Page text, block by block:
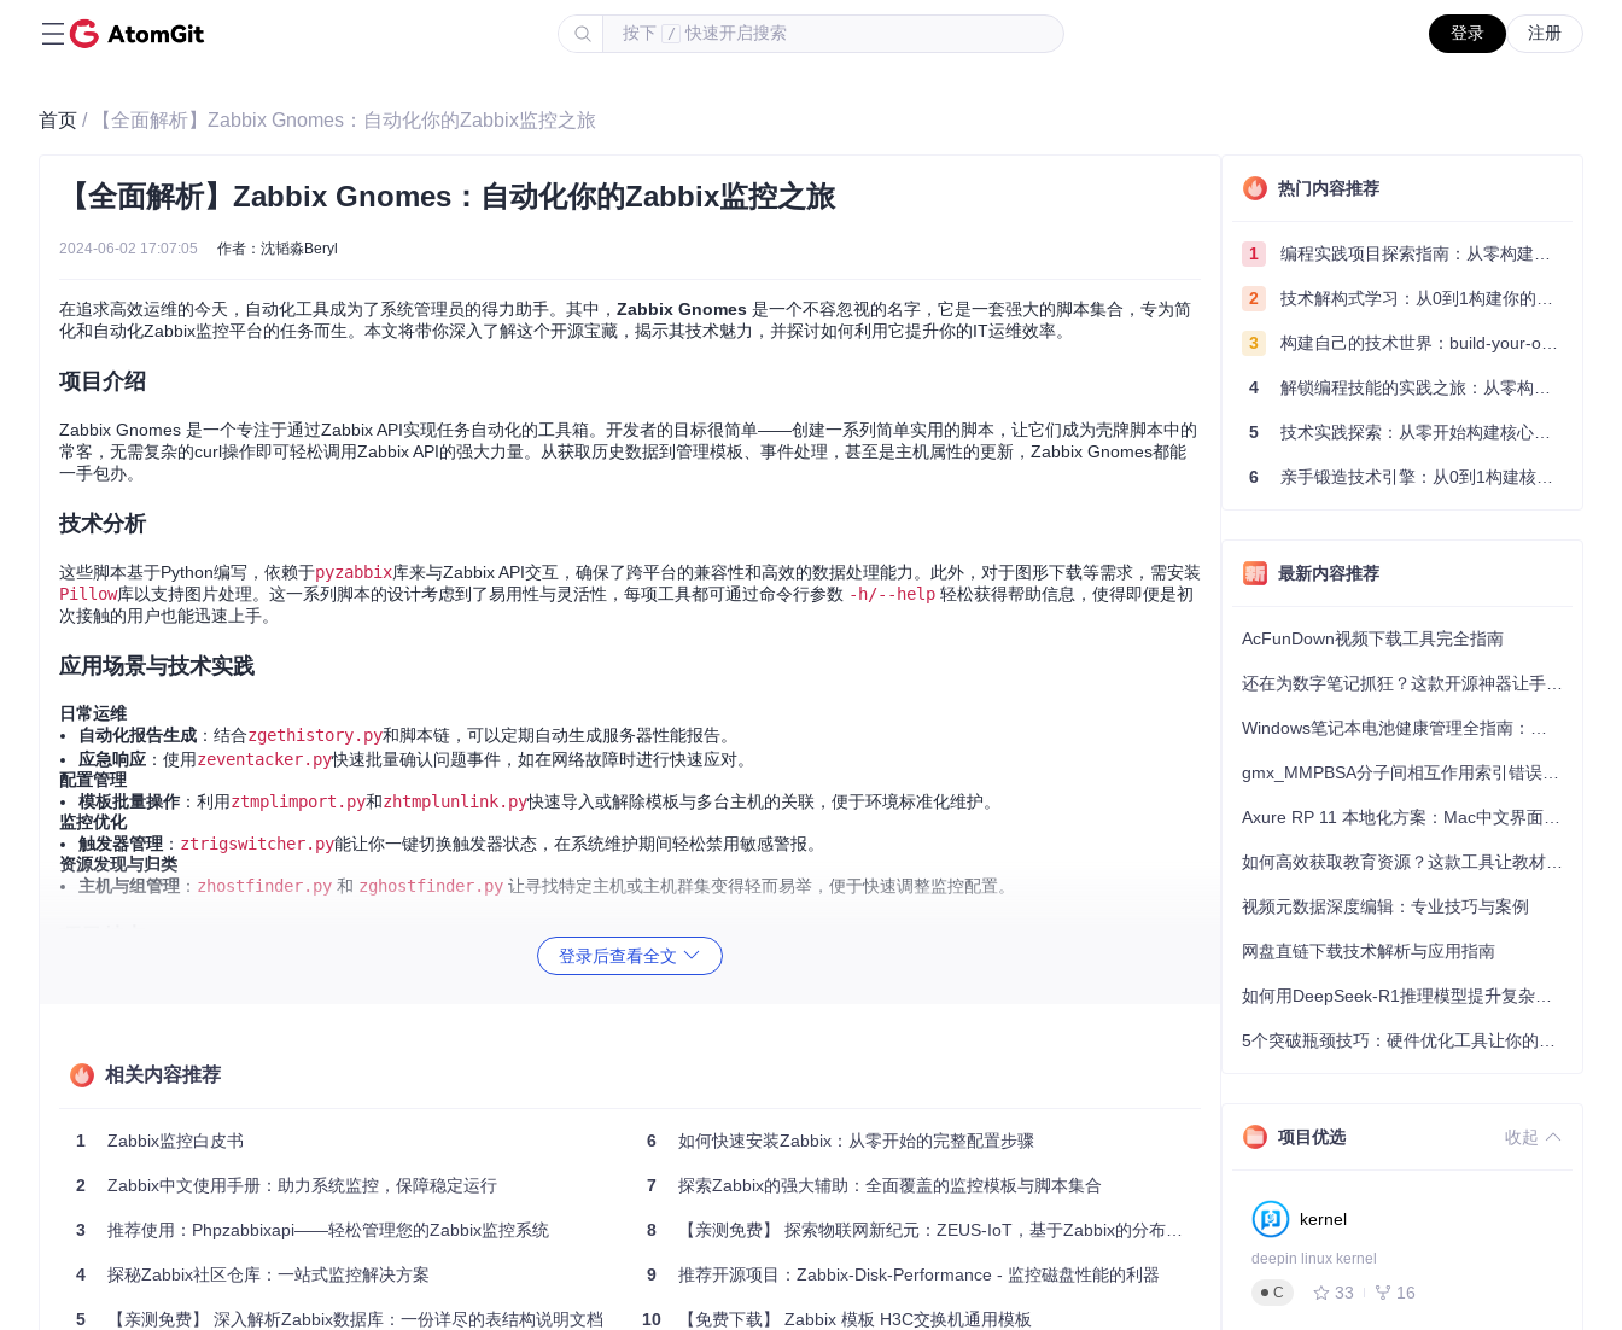
按下 / 快速开启搜索 登录 注册
首页 / 【全面解析】Zabbix Gnomes：自动化你的Zabbix监控之旅
【全面解析】Zabbix Gnomes：自动化你的Zabbix监控之旅
2024-06-02 17:07:05 作者：沈韬淼Beryl
在追求高效运维的今天，自动化工具成为了系统管理员的得力助手。其中， Zabbix Gnomes 是一个不容忽视的名字，它是一套强大的脚本集合，专为简
化和自动化Zabbix监控平台的任务而生。本文将带你深入了解这个开源宝藏，揭示其技术魅力，并探讨如何利用它提升你的IT运维效率。
项目介绍
Zabbix Gnomes 是一个专注于通过Zabbix API实现任务自动化的工具箱。开发者的目标很简单——创建一系列简单实用的脚本，让它们成为壳牌脚本中的
常客，无需复杂的curl操作即可轻松调用Zabbix API的强大力量。从获取历史数据到管理模板、事件处理，甚至是主机属性的更新，Zabbix Gnomes都能
一手包办。
技术分析
这些脚本基于Python编写，依赖于pyzabbix库来与Zabbix API交互，确保了跨平台的兼容性和高效的数据处理能力。此外，对于图形下载等需求，需安装
Pillow库以支持图片处理。这一系列脚本的设计考虑到了易用性与灵活性，每项工具都可通过命令行参数 -h/--help 轻松获得帮助信息，使得即便是初
次接触的用户也能迅速上手。
应用场景与技术实践
日常运维
自动化报告生成 ：结合zgethistory.py和脚本链，可以定期自动生成服务器性能报告。
应急响应 ：使用zeventacker.py快速批量确认问题事件，如在网络故障时进行快速应对。
配置管理
模板批量操作 ：利用ztmplimport.py和zhtmplunlink.py快速导入或解除模板与多台主机的关联，便于环境标准化维护。
监控优化
触发器管理 ： ztrigswitcher.py能让你一键切换触发器状态，在系统维护期间轻松禁用敏感警报。
资源发现与归类
主机与组管理 ： zhostfinder.py 和 zghostfinder.py 让寻找特定主机或主机群集变得轻而易举，便于快速调整监控配置。
文档详尽
：提供了详细的API工具说明和丰富的使用示例，新手友好。
自动化潜能：非常适合集成到自动化运维剧本中，提高工作效率。
如果你是Zabbix的忠实用户，渴望更高效的管理你的监控环境，那么Zabbix Gnomes绝对值得纳入你的运维工具箱。无论是大规模的部署调整，还是日常
通过以上介绍，我们不难发现，Zabbix Gnomes不仅极大地丰富了Zabbix的使用场景，更是系统管理员的得力副手，它的存在使得原本繁琐的手动操作得
登录后查看全文
相关内容推荐
1 Zabbix监控白皮书
2 Zabbix中文使用手册：助力系统监控，保障稳定运行
3 推荐使用：Phpzabbixapi——轻松管理您的Zabbix监控系统
4 探秘Zabbix社区仓库：一站式监控解决方案
5 【亲测免费】 深入解析Zabbix数据库：一份详尽的表结构说明文档
6 如何快速安装Zabbix：从零开始的完整配置步骤
7 探索Zabbix的强大辅助：全面覆盖的监控模板与脚本集合
8 【亲测免费】 探索物联网新纪元：ZEUS-IoT，基于Zabbix的分布式采集王者
9 推荐开源项目：Zabbix-Disk-Performance - 监控磁盘性能的利器
10 【免费下载】 Zabbix 模板 H3C交换机通用模板
热门内容推荐
1 编程实践项目探索指南：从零构建技术能力体系
2 技术解构式学习：从0到1构建你的编程知识体系
3 构建自己的技术世界：build-your-own-x项目的实践探索指南
4 解锁编程技能的实践之旅：从零构建你的技术世界
5 技术实践探索：从零开始构建核心系统的实践指南
6 亲手锻造技术引擎：从0到1构建核心系统的实践指南
最新内容推荐
AcFunDown视频下载工具完全指南
视频元数据深度编辑：专业技巧与案例
网盘直链下载技术解析与应用指南
项目优选 收起
kernel
deepin linux kernel
C
33 16